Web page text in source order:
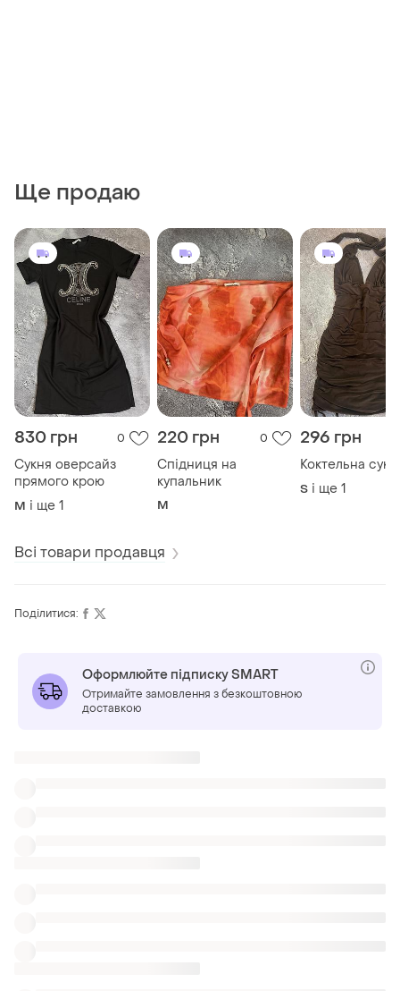
Ще продаю
830 грн 0
Сукня оверсайз
прямого крою
M і ще 1
220 грн 0
Спідниця на
купальник
M
296 грн
Коктельна
S і ще 1
Всі товари продавця
Поділитися:
Оформлюйте підписку SMART
Отримайте замовлення з безкоштовною
доставкою